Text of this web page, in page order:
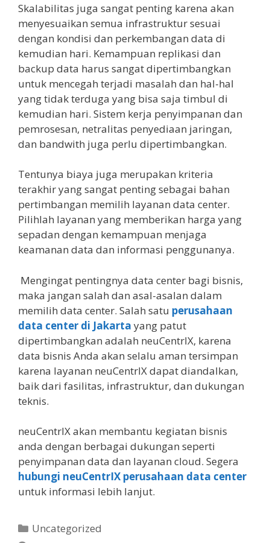
Skalabilitas juga sangat penting karena akan
menyesuaikan semua infrastruktur sesuai
dengan kondisi dan perkembangan data di
kemudian hari. Kemampuan replikasi dan
backup data harus sangat dipertimbangkan
untuk mencegah terjadi masalah dan hal-hal
yang tidak terduga yang bisa saja timbul di
kemudian hari. Sistem kerja penyimpanan dan
pemrosesan, netralitas penyediaan jaringan,
dan bandwith juga perlu dipertimbangkan.
Tentunya biaya juga merupakan kriteria
terakhir yang sangat penting sebagai bahan
pertimbangan memilih layanan data center.
Pilihlah layanan yang memberikan harga yang
sepadan dengan kemampuan menjaga
keamanan data dan informasi penggunanya.
Mengingat pentingnya data center bagi bisnis,
maka jangan salah dan asal-asalan dalam
memilih data center. Salah satu perusahaan
data center di Jakarta yang patut
dipertimbangkan adalah neuCentrIX, karena
data bisnis Anda akan selalu aman tersimpan
karena layanan neuCentrIX dapat diandalkan,
baik dari fasilitas, infrastruktur, dan dukungan
teknis.
neuCentrIX akan membantu kegiatan bisnis
anda dengan berbagai dukungan seperti
penyimpanan data dan layanan cloud. Segera
hubungi neuCentrIX perusahaan data center
untuk informasi lebih lanjut.
Kategori
Uncategorized